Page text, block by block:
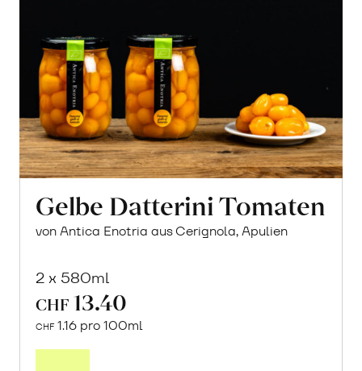
Gelbe Datterini Tomaten
von Antica Enotria aus Cerignola, Apulien
2 x 580ml
CHF 13.40
CHF 1.16 pro 100ml